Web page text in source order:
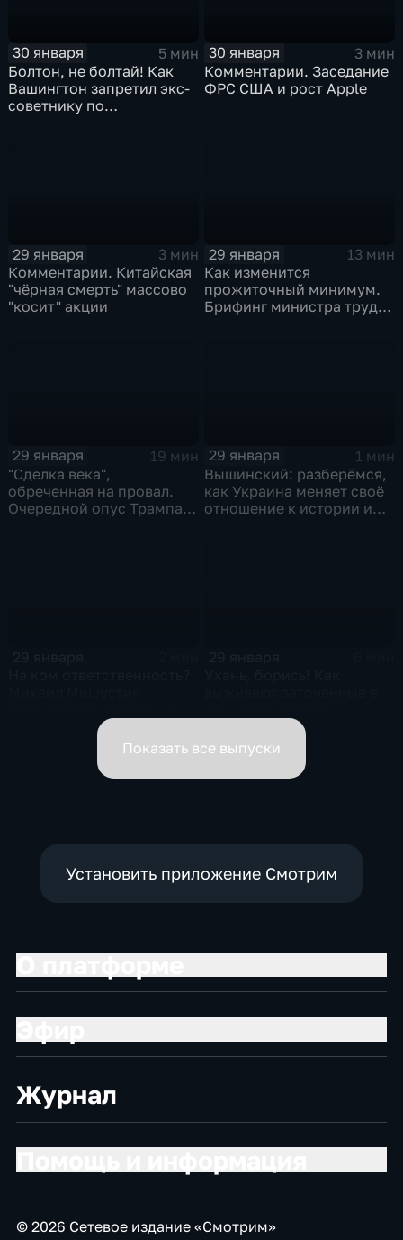
30 января
5 мин
Болтон, не болтай! Как
Вашингтон запретил экс-
советнику по
30 января
3 мин
Комментарии. Заседание
ФРС США и рост Apple
29 января
3 мин
Комментарии. Китайская
"чёрная смерть" массово
"косит" акции
29 января
13 мин
Как изменится
прожиточный минимум.
Брифинг министра труда
29 января
19 мин
"Сделка века",
обреченная на провал.
Очередной опус Трампа.
29 января
1 мин
Вышинский: разберёмся,
как Украина меняет своё
отношение к истории и
вице-премьеров
Показать все выпуски
Установить приложение Смотрим
Журнал
© 2026 Сетевое издание «Смотрим»